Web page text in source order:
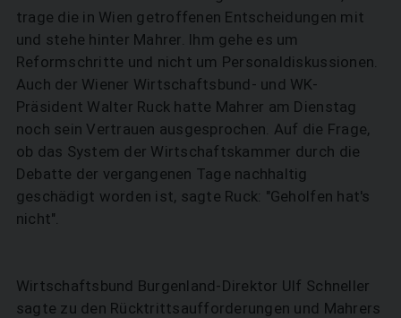
trage die in Wien getroffenen Entscheidungen mit
und stehe hinter Mahrer. Ihm gehe es um
Reformschritte und nicht um Personaldiskussionen.
Auch der Wiener Wirtschaftsbund- und WK-
Präsident Walter Ruck hatte Mahrer am Dienstag
noch sein Vertrauen ausgesprochen. Auf die Frage,
ob das System der Wirtschaftskammer durch die
Debatte der vergangenen Tage nachhaltig
geschädigt worden ist, sagte Ruck: "Geholfen hat's
nicht".
Wirtschaftsbund Burgenland-Direktor Ulf Schneller
sagte zu den Rücktrittsaufforderungen und Mahrers